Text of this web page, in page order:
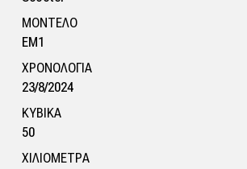
ΜΟΝΤΕΛΟ
EM1
ΧΡΟΝΟΛΟΓΙΑ
23/8/2024
ΚΥΒΙΚΑ
50
ΧΙΛΙΟΜΕΤΡΑ